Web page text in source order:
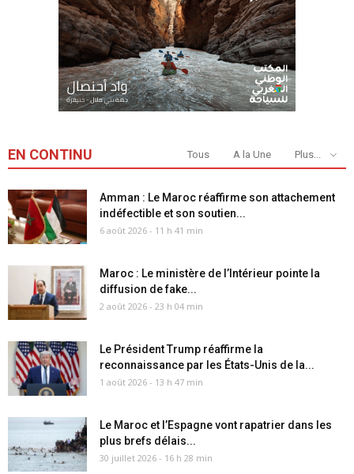
EN CONTINU Tous A la Une Plus...
Amman : Le Maroc réaffirme son attachement
indéfectible et son soutien...
6 août 2026 - 11 h 41 min
Maroc : Le ministère de l’Intérieur pointe la
diffusion de fake...
2 août 2026 - 23 h 04 min
Le Président Trump réaffirme la
reconnaissance par les États-Unis de la...
1 août 2026 - 13 h 47 min
Le Maroc et l’Espagne vont rapatrier dans les
plus brefs délais...
30 juillet 2026 - 16 h 28 min